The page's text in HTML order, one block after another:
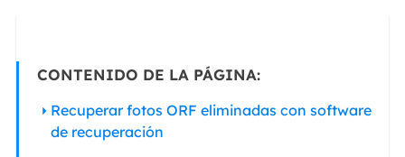
CONTENIDO DE LA PÁGINA:
Recuperar fotos ORF eliminadas con software
de recuperación